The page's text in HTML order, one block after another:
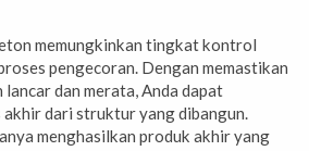
memungkinkan tingkat kontrol
pengecoran. Dengan memastikan
dan merata, Anda dapat
dari struktur yang dibangun.
menghasilkan produk akhir yang